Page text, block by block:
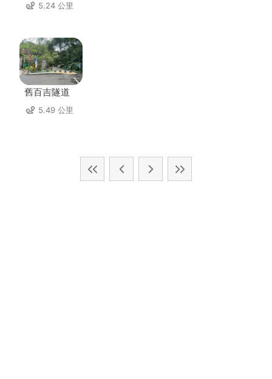
5.24 公里
舊百吉隧道
5.49 公里